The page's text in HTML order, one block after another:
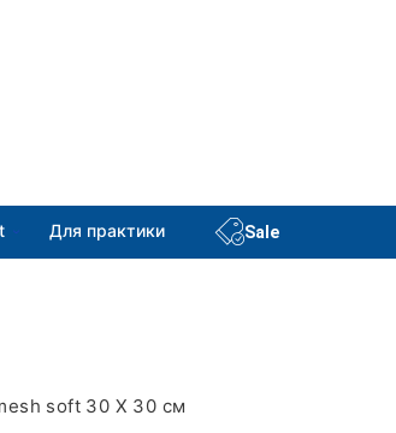
Для практики Sale
soft 30 X 30 cм